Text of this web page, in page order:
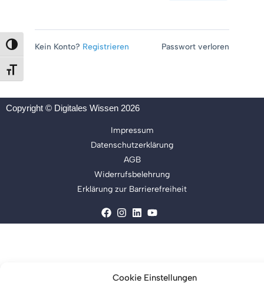
Cookie Einstellungen
Umschalten auf hohe Kontraste
Schrift vergrößern
Kein Konto? Registrieren Passwort verloren
Copyright © Digitales Wissen 2026
Impressum
Datenschutzerklärung
AGB
Widerrufsbelehrung
Erklärung zur Barrierefreiheit